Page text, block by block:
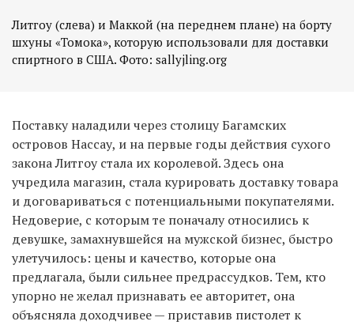
Литгоу (слева) и Маккой (на переднем плане) на борту
шхуны «Томока», которую использовали для доставки
спиртного в США. Фото: sallyjling.org
Поставку наладили через столицу Багамских
островов Нассау, и на первые годы действия сухого
закона Литгоу стала их королевой. Здесь она
учредила магазин, стала курировать доставку товара
и договариваться с потенциальными покупателями.
Недоверие, с которым те поначалу относились к
девушке, замахнувшейся на мужской бизнес, быстро
улетучилось: цены и качество, которые она
предлагала, были сильнее предрассудков. Тем, кто
упорно не желал признавать ее авторитет, она
объясняла доходчивее — приставив пистолет к